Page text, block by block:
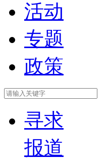
活动
专题
政策
寻求
报道